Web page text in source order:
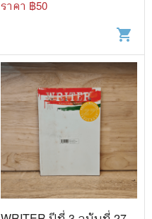
ราคา ฿50
shopping_cart